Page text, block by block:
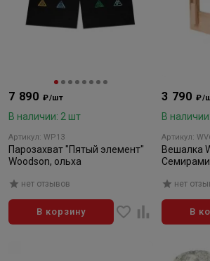
7 890 ₽/шт
В наличии: 2 шт
Артикул: WP13
Парозахват "Пятый элемент"
Woodson, ольха
нет отзывов
В корзину
3 790 ₽/
В
Артикул:
Вешалка
нет
В